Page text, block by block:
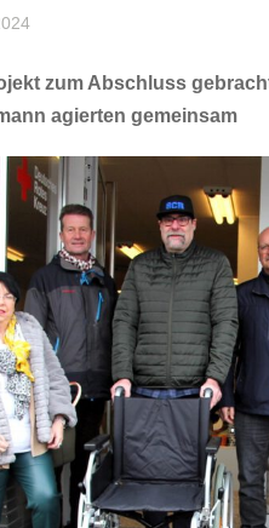
zum Abschluss
agierten gemeinsam